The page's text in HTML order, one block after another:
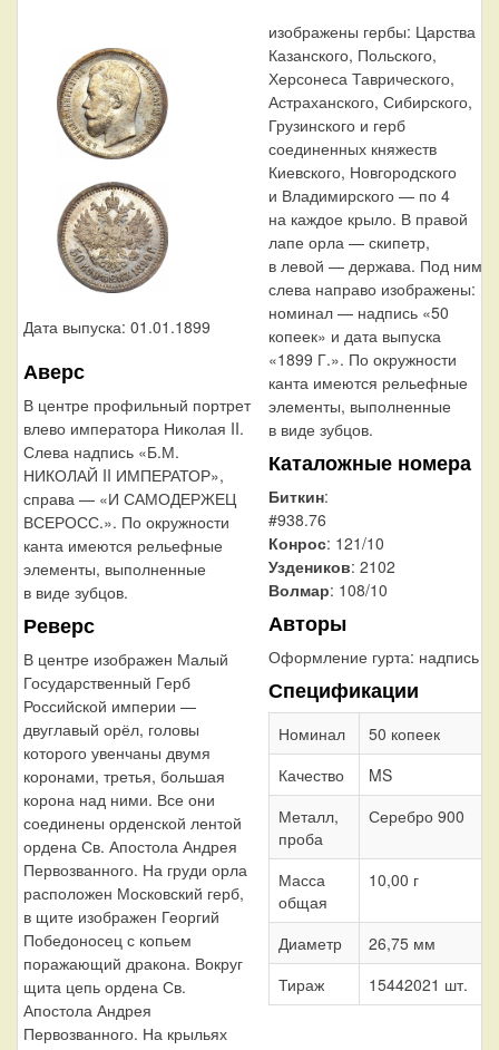
Дата выпуска: 01.01.1899
Аверс
В центре профильный портрет
влево императора Николая II.
Слева надпись «Б.М.
НИКОЛАЙ II ИМПЕРАТОР»,
справа — «И САМОДЕРЖЕЦ
ВСЕРОСС.». По окружности
канта имеются рельефные
элементы, выполненные
в виде зубцов.
Реверс
В центре изображен Малый
Государственный Герб
Российской империи —
двуглавый орёл, головы
которого увенчаны двумя
коронами, третья, большая
корона над ними. Все они
соединены орденской лентой
ордена Св. Апостола Андрея
Первозванного. На груди орла
расположен Московский герб,
в щите изображен Георгий
Победоносец с копьем
поражающий дракона. Вокруг
щита цепь ордена Св.
Апостола Андрея
Первозванного. На крыльях
изображены гербы: Царства
Казанского, Польского,
Херсонеса Таврического,
Астраханского, Сибирского,
Грузинского и герб
соединенных княжеств
Киевского, Новгородского
и Владимирского — по 4
на каждое крыло. В правой
лапе орла — скипетр,
в левой — держава. Под ним
слева направо изображены:
номинал — надпись «50
копеек» и дата выпуска
«1899 Г.». По окружности
канта имеются рельефные
элементы, выполненные
в виде зубцов.
Каталожные номера
Биткин:
#938.76
Конрос: 121/10
Уздеников: 2102
Волмар: 108/10
Авторы
Оформление гурта: надпись
Спецификации
Номинал
50 копеек
Качество
MS
Металл,
проба
Серебро 900
Масса
общая
10,00 г
Диаметр
26,75 мм
Тираж
15442021 шт.